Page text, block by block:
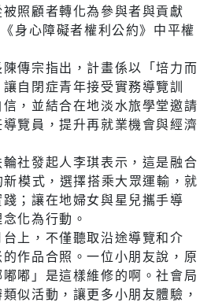
照顧者轉化為參與者與貢獻
身心障礙者權利公約》中平權
傳宗指出，計畫係以「培力而
自閉症青年接受實務導覽訓
，並結合在地淡水旅學堂邀請
覽員，提升再就業機會與經濟
社發起人李琪表示，這是融合
模式，選擇搭乘大眾運輸，就
；讓在地婦女與星兒攜手導
化為行動。
上，不僅聽取沿途導覽和介
作品合照。一位小朋友說，原
嘟」是這樣維修的啊。社會局
似活動，讓更多小朋友體驗，